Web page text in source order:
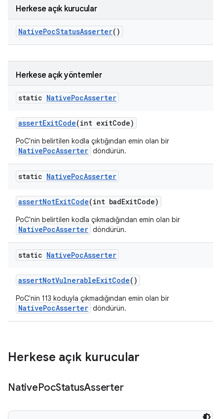
Herkese açık kurucular
NativePocStatusAsserter()
Herkese açık yöntemler
static NativePocAsserter
assertExitCode(int exitCode)
PoC'nin belirtilen kodla çıktığından emin olan bir
NativePocAsserter döndürün.
static NativePocAsserter
assertNotExitCode(int badExitCode)
PoC'nin belirtilen kodla çıkmadığından emin olan bir
NativePocAsserter döndürün.
static NativePocAsserter
assertNotVulnerableExitCode()
PoC'nin 113 koduyla çıkmadığından emin olan bir
NativePocAsserter döndürün.
Herkese açık kurucular
NativePocStatusAsserter